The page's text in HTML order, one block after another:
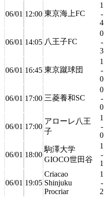
06/01 12:00 東京海上FC
1
-
4
06/01 14:05 八王子FC
0
-
3
06/01 16:45 東京蹴球団
1
-
0
06/01 17:00 三菱養和SC
0
-
0
06/01 17:00
アローレ八王
子
1
-
0
06/01 18:00
駒澤大学
GIOCO世田谷
1
-
1
06/01 19:05
Criacao
Shinjuku
Procriar
1
-
2